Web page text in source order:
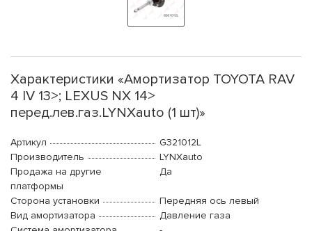
Характеристики «Амортизатор TOYOTA RAV
4 IV 13>; LEXUS NX 14>
перед.лев.газ.LYNXauto (1 шт)»
Артикул
G321012L
Производитель
LYNXauto
Продажа на другие
платформы
Да
Сторона установки
Передняя ось левый
Вид амортизатора
Давление газа